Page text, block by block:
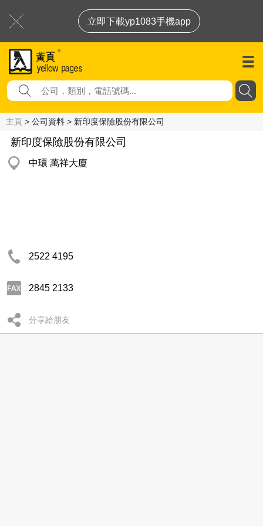
立即下載yp1083手機app
主頁 > 公司資料 > 新印度保險股份有限公司
新印度保險股份有限公司
中環 萬祥大廈
2522 4195
2845 2133
分享給朋友